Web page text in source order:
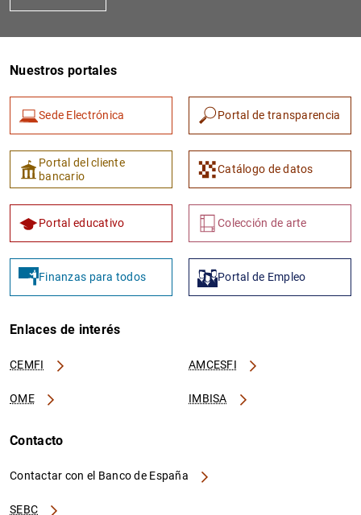
Nuestros portales
Sede Electrónica Portal de transparencia
Portal del cliente
bancario
Catálogo de datos
Portal educativo Colección de arte
Finanzas para todos Portal de Empleo
Enlaces de interés
CEMFI AMCESFI
OME IMBISA
Contacto
Contactar con el Banco de España
SEBC